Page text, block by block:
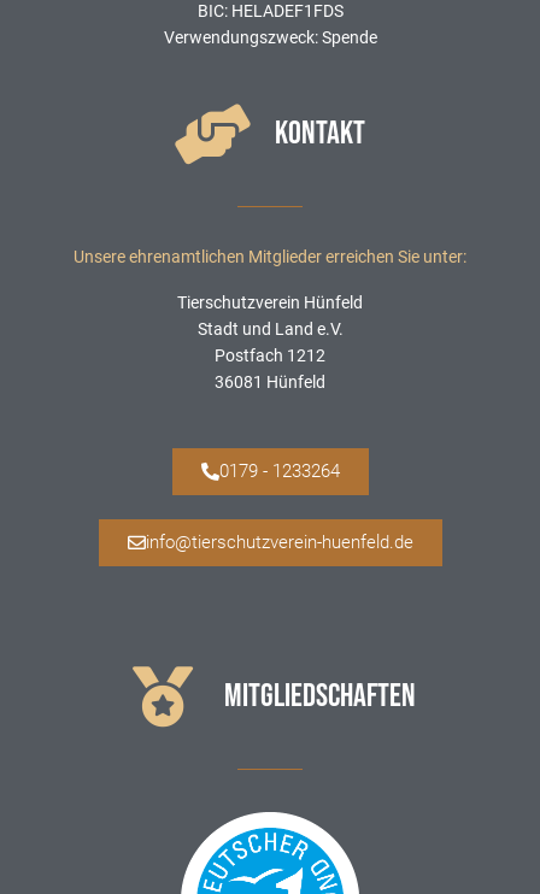
BIC: HELADEF1FDS
Verwendungszweck: Spende
KONTAKT
Unsere ehrenamtlichen Mitglieder erreichen Sie unter:
Tierschutzverein Hünfeld
Stadt und Land e.V.
Postfach 1212
36081 Hünfeld
0179 - 1233264
info@tierschutzverein-huenfeld.de
MITGLIEDSCHAFTEN